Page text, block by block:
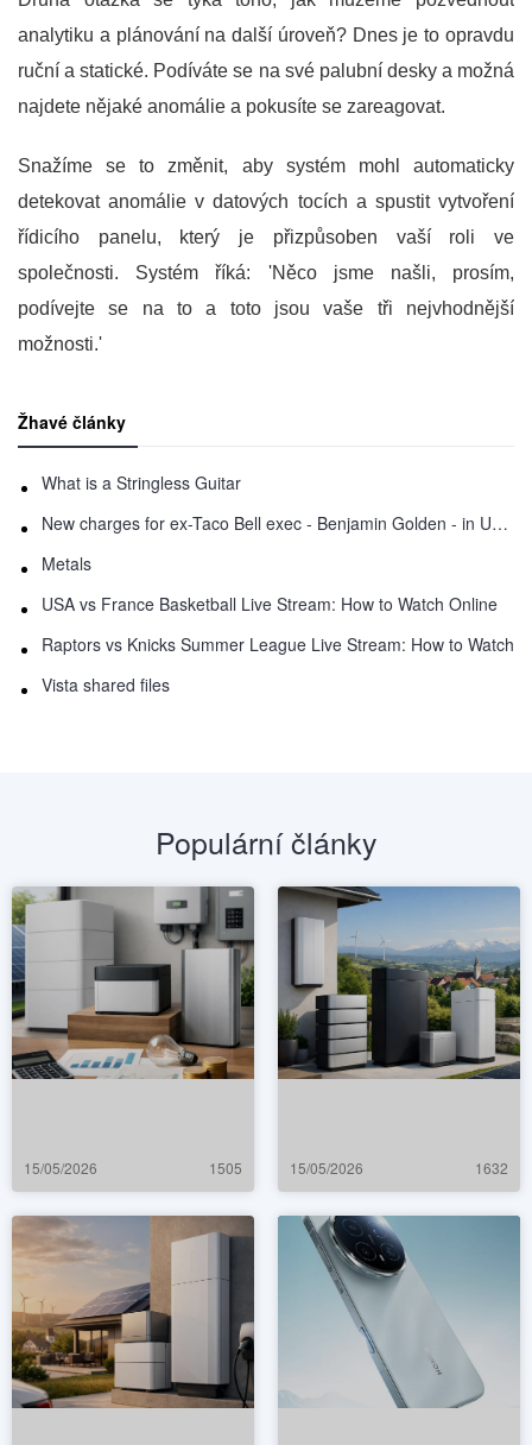
analytiku a plánování na další úroveň? Dnes je to opravdu
ruční a statické. Podíváte se na své palubní desky a možná
najdete nějaké anomálie a pokusíte se zareagovat.
Snažíme se to změnit, aby systém mohl automaticky
detekovat anomálie v datových tocích a spustit vytvoření
řídicího panelu, který je přizpůsoben vaší roli ve
společnosti. Systém říká: 'Něco jsme našli, prosím,
podívejte se na to a toto jsou vaše tři nejvhodnější
možnosti.'
Žhavé články
What is a Stringless Guitar
New charges for ex-Taco Bell exec - Benjamin Golden - in Uber fracas
Metals
USA vs France Basketball Live Stream: How to Watch Online
Raptors vs Knicks Summer League Live Stream: How to Watch
Vista shared files
Populární články
15/05/2026 1505 15/05/2026 1632